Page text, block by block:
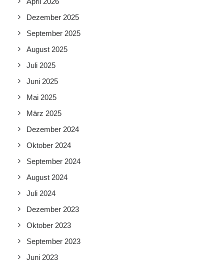
Dezember 2025
September 2025
August 2025
Juli 2025
Juni 2025
Mai 2025
März 2025
Dezember 2024
Oktober 2024
September 2024
August 2024
Juli 2024
Dezember 2023
Oktober 2023
September 2023
Juni 2023